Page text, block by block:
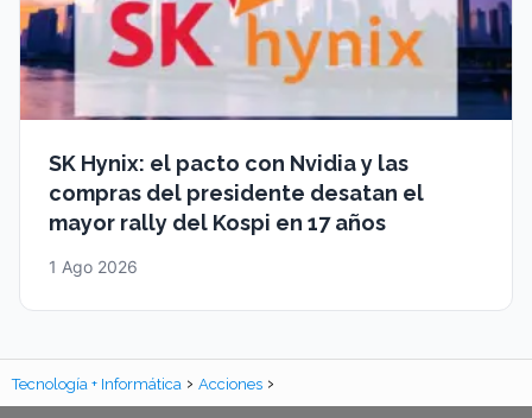
SK Hynix: el pacto con Nvidia y las
compras del presidente desatan el
mayor rally del Kospi en 17 años
1 Ago 2026
Tecnología + Informática Acciones